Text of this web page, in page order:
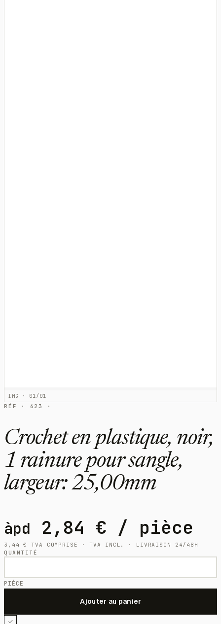
IMG · 01/01
RÉF · 623 ·
Crochet en plastique, noir,
1 rainure pour sangle,
largeur: 25,00mm
àpd 2,84 € / pièce
3,44€
TVA COMPRISE · TVA INCL. · LIVRAISON 24/48H
QUANTITÉ
PIÈCE